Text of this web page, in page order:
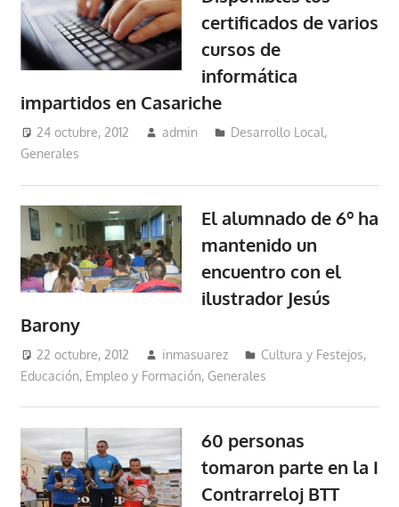
certificados de varios
cursos de
informática
impartidos en Casariche
24 octubre, 2012 admin Desarrollo Local,
Generales
El alumnado de 6º ha
mantenido un
encuentro con el
ilustrador Jesús
Barony
22 octubre, 2012 inmasuarez Cultura y Festejos,
Educación, Empleo y Formación, Generales
60 personas
tomaron parte en la I
Contrarreloj BTT